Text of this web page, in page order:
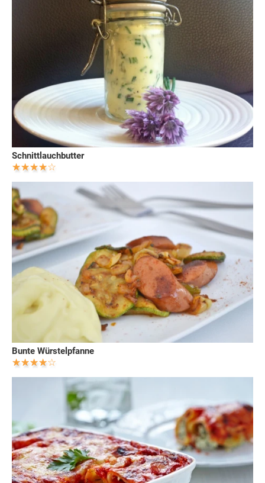
Schnittlauchbutter
Bunte Würstelpfanne